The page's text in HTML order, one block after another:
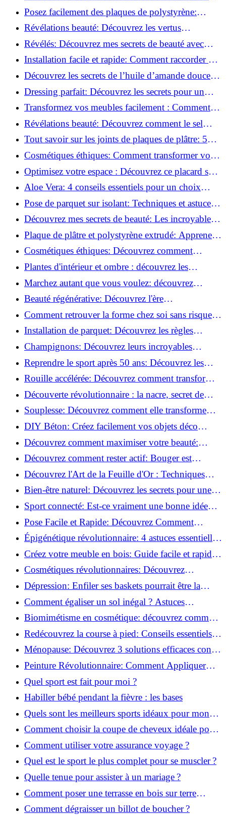
Glamour !
Posez facilement des plaques de polystyrène:
Transformez votre plafond sans effort !
Révélations beauté: Découvrez les vertus
insoupçonnées de l'huile de coco!
Révélés: Découvrez mes secrets de beauté avec
l'huile de ricin!
Installation facile et rapide: Comment raccorder un
luminaire au plafond!
Découvrez les secrets de l’huile d’amande douce :
Pourquoi vous devez l'adopter!
Dressing parfait: Découvrez les secrets pour un
rangement optimal!
Transformez vos meubles facilement : Comment
installer des roulettes en un clin d'œil !
Révélations beauté: Découvrez comment le sel
transforme votre routine!
Tout savoir sur les joints de plaques de plâtre: 5
questions clés pour comprendre les fissures!
Cosmétiques éthiques: Comment transformer votre
routine beauté!
Optimisez votre espace : Découvrez ce placard sous
rampant à portes coulissantes!
Aloe Vera: 4 conseils essentiels pour un choix
parfait!
Pose de parquet sur isolant: Techniques et astuces
pour un sol parfait!
Découvrez mes secrets de beauté: Les incroyables
vertus du raisin!
Plaque de plâtre et polystyrène extrudé: Apprenez
à les coller efficacement!
Cosmétiques éthiques: Découvrez comment
transformer votre routine beauté!
Plantes d'intérieur et ombre : découvrez les
meilleures pour votre maison !
Marchez autant que vous voulez: découvrez
pourquoi c'est bénéfique!
Beauté régénérative: Découvrez l'ère
révolutionnaire de la cosmétique verte!
Comment retrouver la forme chez soi sans risque
de blessure: Techniques et conseils sûrs!
Installation de parquet: Découvrez les règles
essentielles à respecter!
Champignons: Découvrez leurs incroyables
pouvoirs antioxydants!
Reprendre le sport après 50 ans: Découvrez les
meilleures méthodes!
Rouille accélérée: Découvrez comment transformer
la corrosion en déco tendance!
Découverte révolutionnaire : la nacre, secret de
régénération inouï !
Souplesse: Découvrez comment elle transforme
votre performance sportive!
DIY Béton: Créez facilement vos objets déco
tendance!
Découvrez comment maximiser votre beauté:
Astuces et secrets révélés!
Découvrez comment rester actif: Bouger est
toujours possible!
Découvrez l'Art de la Feuille d'Or : Techniques
Incontournables pour Réussir!
Bien-être naturel: Découvrez les secrets pour une
vie saine!
Sport connecté: Est-ce vraiment une bonne idée
pour vous?
Pose Facile et Rapide: Découvrez Comment
Monter des Carreaux de Béton Cellulaire!
Épigénétique révolutionnaire: 4 astuces essentielles
pour transformer votre bien-être!
Créez votre meuble en bois: Guide facile et rapide
pour débutants!
Cosmétiques révolutionnaires: Découvrez
comment les fermes verticales transforment la
beauté!
Dépression: Enfiler ses baskets pourrait être la
solution!
Comment égaliser un sol inégal ? Astuces
infaillibles pour réussir !
Biomimétisme en cosmétique: découvrez comment
la nature inspire l'avenir des soins beauté!
Redécouvrez la course à pied: Conseils essentiels
pour reprendre!
Ménopause: Découvrez 3 solutions efficaces contre
les bouffées de chaleur!
Peinture Révolutionnaire: Comment Appliquer
Deux Couleurs Sur Une Porte!
Quel sport est fait pour moi ?
Habiller bébé pendant la fièvre : les bases
Quels sont les meilleurs sports idéaux pour mon
enfant ?
Comment choisir la coupe de cheveux idéale pour
votre visage ?
Comment utiliser votre assurance voyage ?
Quel est le sport le plus complet pour se muscler ?
Quelle tenue pour assister à un mariage ?
Comment poser une terrasse en bois sur terre
battue ?
Comment dégraisser un billot de boucher ?